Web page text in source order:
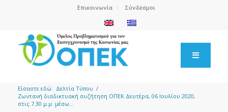
Επικοινωνία Σύνδεσμοι
Είσαστε εδώ: Δελτία Τύπου /
Ζωντανή διαδικτυακή συζήτηση ΟΠΕΚ Δευτέρα, 06 Ιουλίου 2020,
στις 7.30 μ.μ. μέσω...